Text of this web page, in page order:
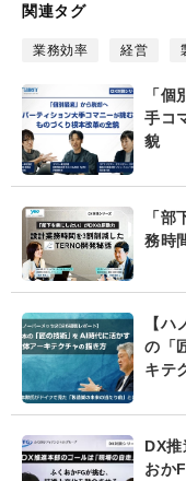
関連タグ
業務効率 経営
「
手コ
貌
「
務時
【
の「
キテ
DX
おか